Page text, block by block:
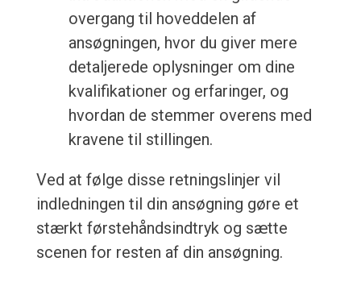
overgang til hoveddelen af
ansøgningen, hvor du giver mere
detaljerede oplysninger om dine
kvalifikationer og erfaringer, og
hvordan de stemmer overens med
kravene til stillingen.
Ved at følge disse retningslinjer vil
indledningen til din ansøgning gøre et
stærkt førstehåndsindtryk og sætte
scenen for resten af din ansøgning.